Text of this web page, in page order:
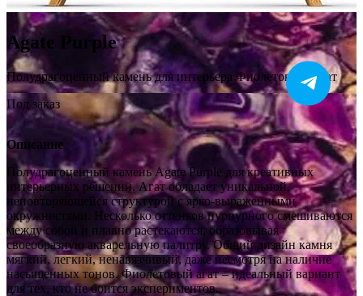
Agate Purple
Полудрагоценный камень для интерьера Фиолетовый Агат
Под заказ
Описание
Полудрагоценный камень Agate Purple для креативных
интерьерных решений. Агат обладает уникальной,
неповторяющейся структурой с ярко-выраженными
окружностями. Несколько оттенков пурпурного смешиваются
между собой и плавно растекаются, образовывая
своеобразную акварельную палитру. Общий дизайн камня
мягкий, легкий, ненавязчивый, даже несмотря на наличие
насыщенных тонов. Фиолетовый агат – идеальный вариант
для тех, кто не боится экспериментов.